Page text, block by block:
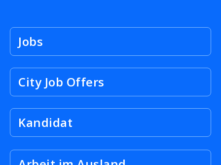
Jobs
City Job Offers
Kandidat